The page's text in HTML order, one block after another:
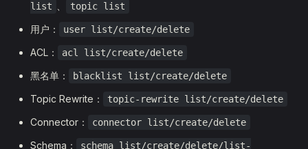
list
topic list
用户： user list/create/delete
ACL： acl list/create/delete
黑名单： blacklist list/create/delete
Topic Rewrite： topic-rewrite list/create/delete
Connector： connector list/create/delete
Schema：
schema list/create/delete/list-